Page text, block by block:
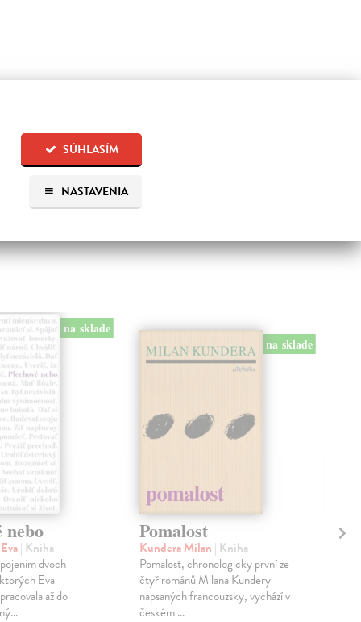
SÚHLASÍM
NASTAVENIA
na sklade
nebo
| Kniha
dvoch
Eva
až do
na sklade
Pomalost
Kundera Milan | Kniha
Pomalost, chronologicky první ze
čtyř románů Milana Kundery
napsaných francouzsky, vychází v
českém ...